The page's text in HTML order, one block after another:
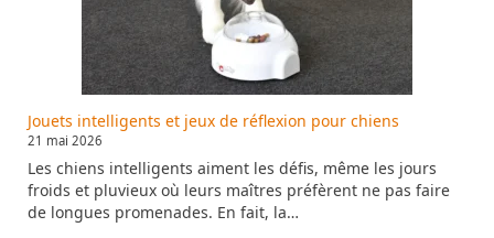
Jouets intelligents et jeux de réflexion pour chiens
21 mai 2026
Les chiens intelligents aiment les défis, même les jours
froids et pluvieux où leurs maîtres préfèrent ne pas faire
de longues promenades. En fait, la…